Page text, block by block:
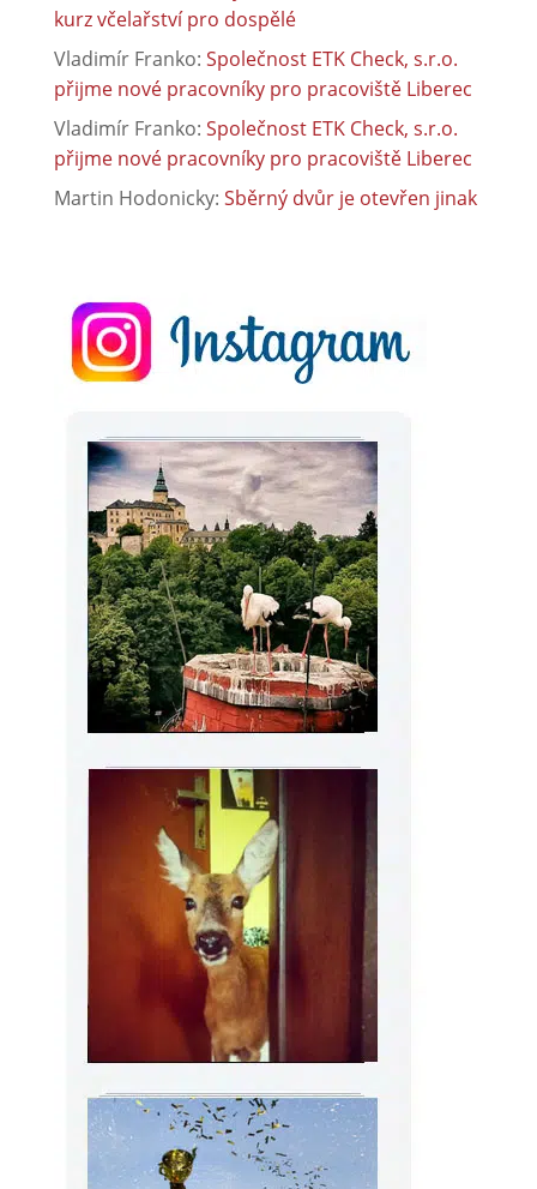
kurz včelařství pro dospělé
Vladimír Franko: Společnost ETK Check, s.r.o.
přijme nové pracovníky pro pracoviště Liberec
Vladimír Franko: Společnost ETK Check, s.r.o.
přijme nové pracovníky pro pracoviště Liberec
Martin Hodonicky: Sběrný dvůr je otevřen jinak